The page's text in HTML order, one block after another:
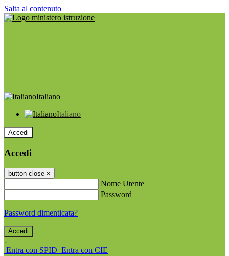
Salta al contenuto
Italiano
Italiano
Accedi
Accedi
button close ×
Nome Utente
Password
Password dimenticata?
-
Entra con SPID Entra con CIE